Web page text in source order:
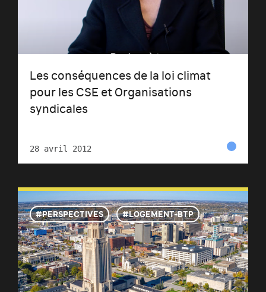
Les conséquences de la loi climat
pour les CSE et Organisations
syndicales
28 avril 2012
PERSPECTIVES LOGEMENT-BTP